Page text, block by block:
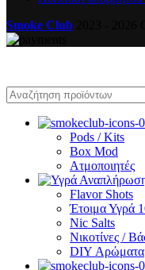
Smoke Club
Pods / Kits
Box Mod
Ατμοποιητές
Flavor Shots
Έτοιμα Υγρά
Nic Salts
Νικοτίνες /
DIY Αρώματα